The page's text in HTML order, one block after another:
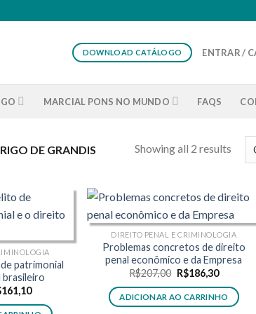
DOWNLOAD CATÁLOGO ENTRAR /
MARCIAL PONS NO MUNDO FAQS
DE GRANDIS Showing all 2 results
patrimonial
brasileiro
161,10O
atual
DIREITO PENAL E CRIMINOLOGIA
Problemas concretos de direito
penal econômico e da Empresa
R$207,00 O
preço
original
era:
R$186,30O
atual
é:
ADICIONAR AO CARRINHO